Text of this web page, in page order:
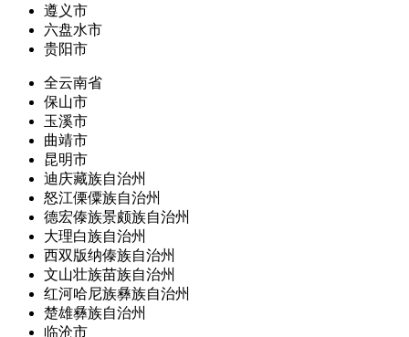
遵义市
六盘水市
贵阳市
全云南省
保山市
玉溪市
曲靖市
昆明市
迪庆藏族自治州
怒江傈僳族自治州
德宏傣族景颇族自治州
大理白族自治州
西双版纳傣族自治州
文山壮族苗族自治州
红河哈尼族彝族自治州
楚雄彝族自治州
临沧市